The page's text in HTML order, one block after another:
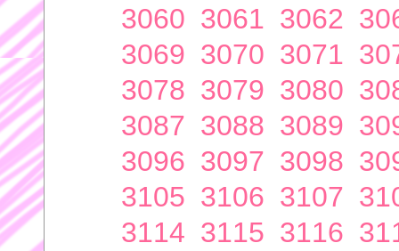
3060 3061 3062
3069 3070 3071
3078 3079 3080
3087 3088 3089
3096 3097 3098
3105 3106 3107
3114 3115 3116